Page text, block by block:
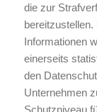
die zur
Informationen
einerseits
den
Unternehmen
Schutzniveau